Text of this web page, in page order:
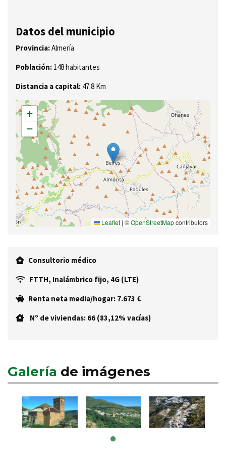
Datos del municipio
Provincia:Almería
Población: 148 habitantes
Distancia a capital: 47.8 Km
+
−
Leaflet | ©OpenStreetMapcontributors
Consultorio médico
FTTH, Inalámbrico fijo, 4G (LTE)
Renta neta media/hogar: 7.673 €
Nº de viviendas: 66 (83,12% vacías)
Galería de imágenes